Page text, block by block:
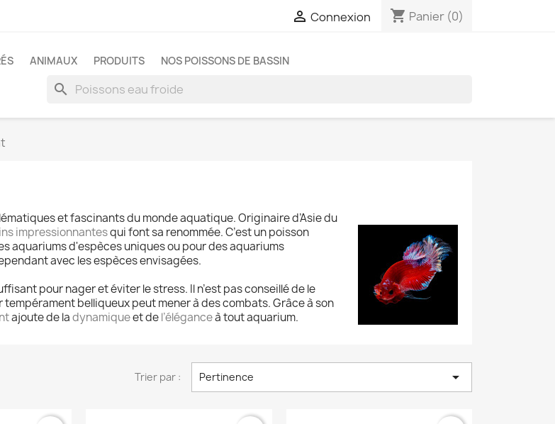
 Connexion shopping_cart Panier (0)
ANIMAUX PRODUITS NOS POISSONS DE BASSIN
search
et fascinants du monde aquatique. Originaire d’Asie du
impressionnantesqui font sa renommée. C’est un poisson
aquariums d'espèces uniques ou pour des aquariums
avec les espèces envisagées.
pour nager et éviter le stress. Il n’est pas conseillé de le
belliqueux peut mener à des combats. Grâce à son
ajoute de ladynamiqueet del’éléganceà tout aquarium.
Trier par : Pertinence 